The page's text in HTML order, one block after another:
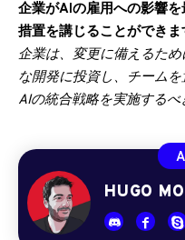
企業がAIの雇用への影響
措置を講じることができま
企業は、変更に備えるた
な開発に投資し、チーム
AIの統合戦略を実施するべ
HUGO